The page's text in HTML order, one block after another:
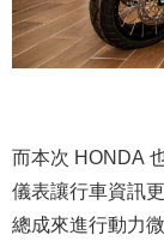
而本次 HONDA
儀表讓行車資訊
總成來進行動力